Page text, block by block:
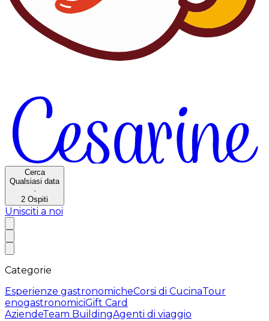
Cerca
Qualsiasi data
·
2 Ospiti
Unisciti a noi
Categorie
Esperienze gastronomicheCorsi di CucinaTour
enogastronomiciGift Card
AziendeTeam BuildingAgenti di viaggio